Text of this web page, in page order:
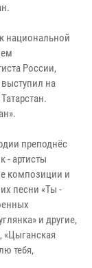
национальной
России,
на
преподнёс
- артисты
композиции и
песни «Ты -
и другие,
«Цыганская
тебя,